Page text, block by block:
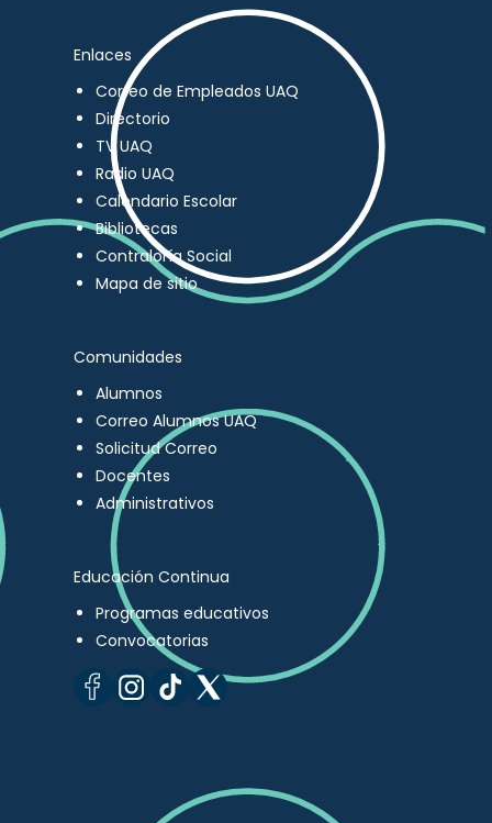
Enlaces
Correo de Empleados UAQ
Directorio
TV UAQ
Radio UAQ
Calendario Escolar
Bibliotecas
Contraloría Social
Mapa de sitio
Comunidades
Alumnos
Correo Alumnos UAQ
Solicitud Correo
Docentes
Administrativos
Educación Continua
Programas educativos
Convocatorias